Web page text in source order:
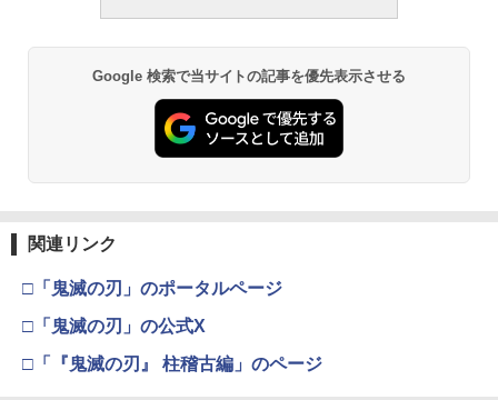
Google 検索で当サイトの記事を優先表示させる
関連リンク
□「鬼滅の刃」のポータルページ
□「鬼滅の刃」の公式X
□「『鬼滅の刃』 柱稽古編」のページ